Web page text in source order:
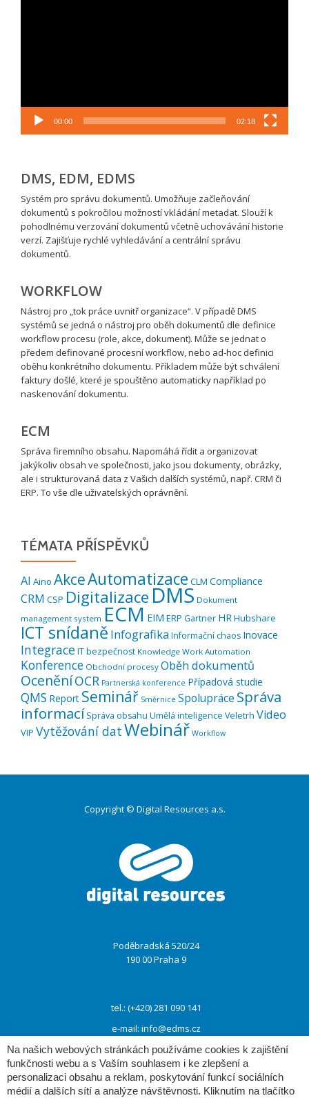
00:00 02:18
DMS, EDM, EDMS
Systém pro správu dokumentů. Umožňuje začleňování
dokumentů s pokročilou možností vkládání metadat. Slouží k
pohodlnému verzování dokumentů včetně uchovávání historie
verzí. Zajišťuje rychlé vyhledávání a centrální správu
dokumentů.
WORKFLOW
Nástroj pro „tok práce uvnitř organizace“. V případě DMS
systémů se jedná o nástroj pro oběh dokumentů dle definice
workflow procesu (role, akce, dokument). Může se jednat o
předem definované procesní workflow, nebo ad-hoc definici
oběhu konkrétního dokumentu. Příkladem může být schválení
faktury došlé, které je spouštěno automaticky například po
naskenování dokumentu.
ECM
Správa firemního obsahu. Napomáhá řídit a organizovat
jakýkoliv obsah ve společnosti, jako jsou dokumenty, obrázky,
ale i strukturovaná data z Vašich dalších systémů, např. CRM či
ERP. To vše dle uživatelských oprávnění.
TÉMATA PŘÍSPĚVKŮ
AI Aino AkceAutomatizace CLM Compliance
CRM CSP Digitalizace DMS Dokument
management system ECM EIM ERP Gartner HR Hubshare
ICT snídaně InfografikaInformační chaos Inovace
IntegraceIT bezpečnost Knowledge Work Automation
Konference Obchodní procesy Oběh dokumentů
OceněníOCR Partnerská konference Případová studie
QMS Report Seminář Směrnice Spolupráce Správa
informací Správa obsahu Umělá inteligence Veletrh Video
VIP Vytěžování datWebinář Workflow
Copyright © Digital Resources a.s.
Poděbradská 520/24
190 00 Praha 9
tel.: (+420) 281 090 141
e-mail: info@edms.cz
www:www.e-dms.cz
Na našich webových stránkách používáme cookies k zajištění
funkčnosti webu a s Vaším souhlasem i ke zlepšení a
personalizaci obsahu a reklam, poskytování funkcí sociálních
médií a dalších sítí a analýze návštěvnosti. Kliknutím na tlačítko